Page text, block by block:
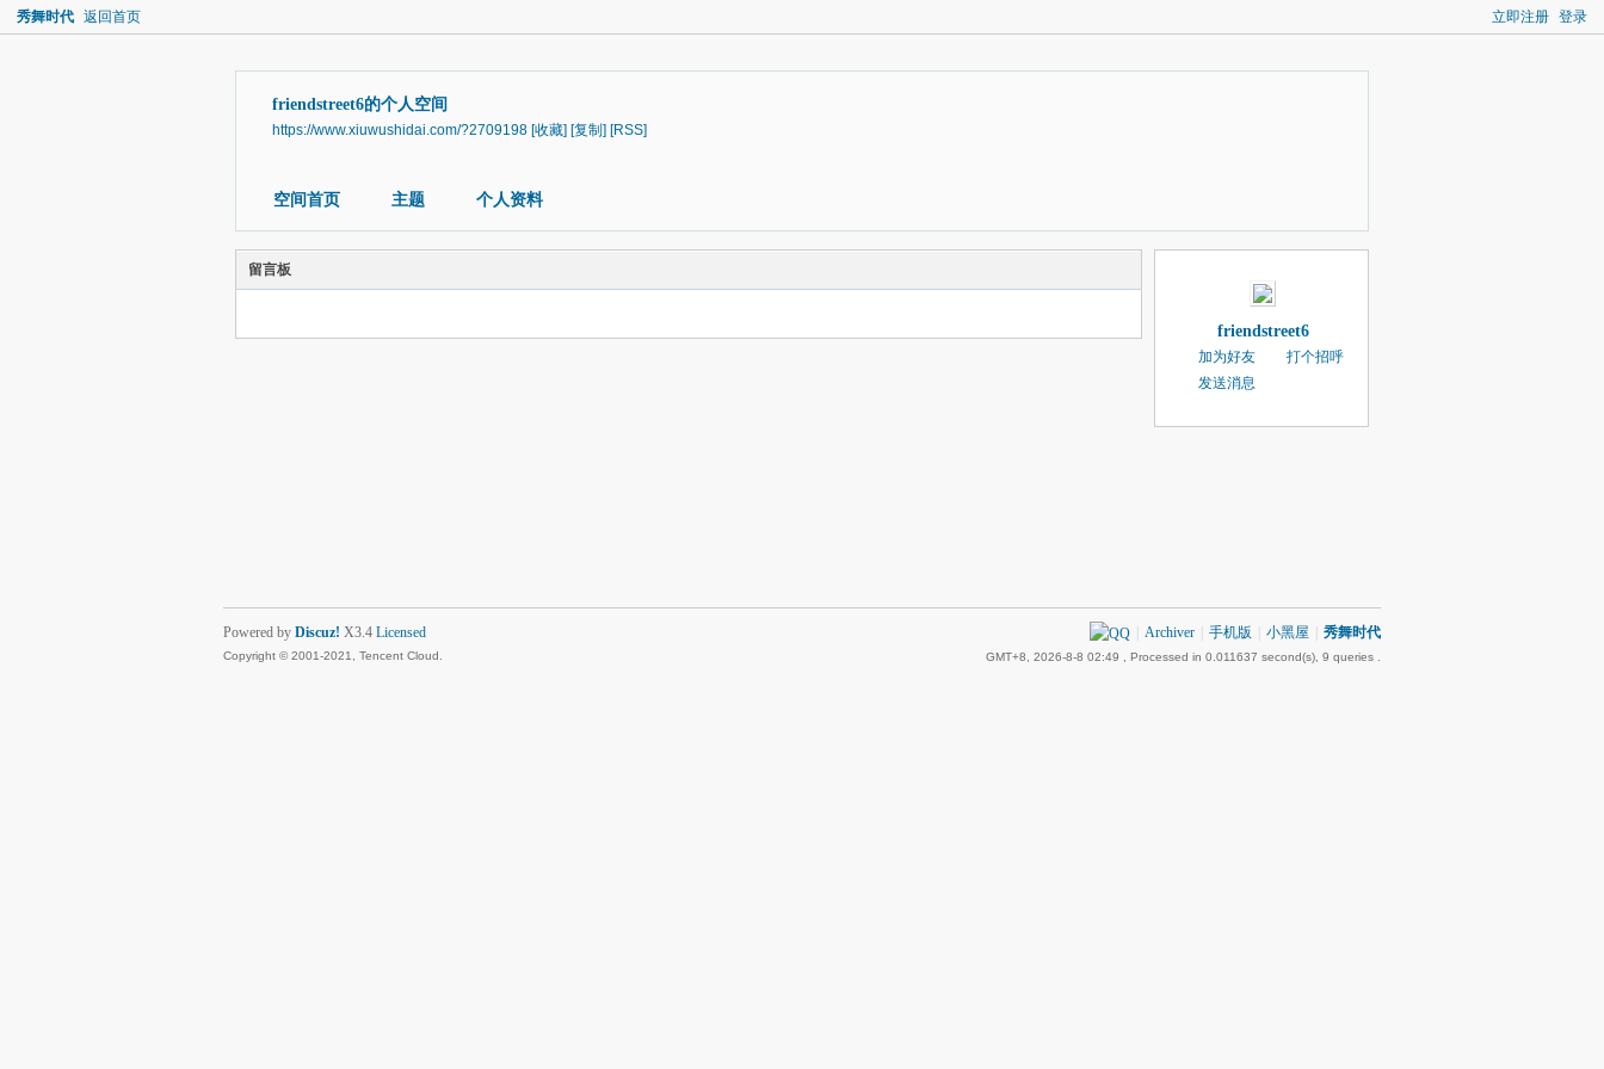
立即注册 登录
秀舞时代 返回首页
friendstreet6的个人空间
https://www.xiuwushidai.com/?2709198 [收藏] [复制] [RSS]
空间首页 主题 个人资料
留言板
friendstreet6
加为好友
打个招呼
发送消息
Archiver 手机版 小黑屋 秀舞时代
GMT+8, 2026-8-8 02:49 , Processed in 0.011637 second(s), 9 queries .
Powered by Discuz! X3.4 Licensed
Copyright © 2001-2021, Tencent Cloud.